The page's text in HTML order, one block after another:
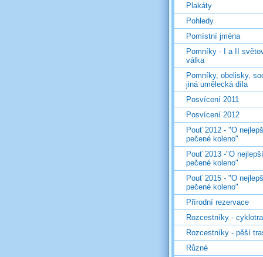
Plakáty
Pohledy
Pomístní jména
Pomníky - I a II
válka
Pomníky, obelisky,
jiná umělecká díla
Posvícení 2011
Posvícení 2012
Pouť 2012 - "O
pečené koleno"
Pouť 2013 -"O nejlepší
pečené koleno"
Pouť 2015 - "O
pečené koleno"
Přírodní rezervace
Rozcestníky -
Rozcestníky - pěší
Různé